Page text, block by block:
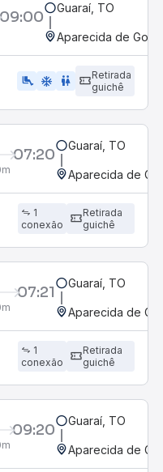
Guaraí, TO
Aparecida de
airline_seat_legroom_extra ac_unit wc
Retirada
guichê
07:20 Guaraí, TO
Aparecida de
1
conexão
Retirada
guichê
07:21 Guaraí, TO
Aparecida de
1
conexão
Retirada
guichê
09:20 Guaraí, TO
Aparecida de